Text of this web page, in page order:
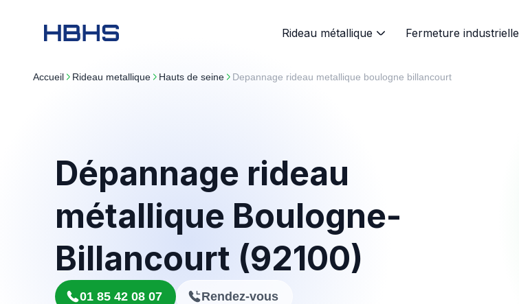
Rideau métallique Fermeture industrielle
Accueil rideau metallique hauts de seine Depannage rideau metallique boulogne billancourt
Dépannage rideau
métallique Boulogne-
Billancourt (92100)
01 85 42 08 07 Rendez-vous